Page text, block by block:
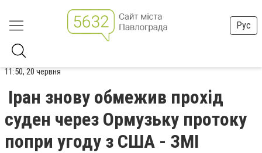
Рус
11:50, 20 червня
Іран знову обмежив прохід
суден через Ормузьку протоку
попри угоду з США - ЗМІ